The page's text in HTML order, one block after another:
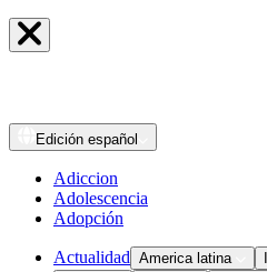
Edición español
Adiccion
Adolescencia
Adopción
Actualidad America latina